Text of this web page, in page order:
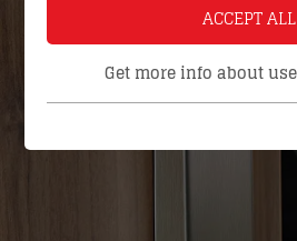
ACCEPT ALL
Get more info about